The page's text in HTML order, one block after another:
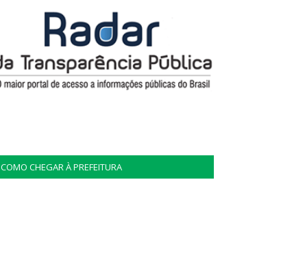
COMO CHEGAR À PREFEITURA